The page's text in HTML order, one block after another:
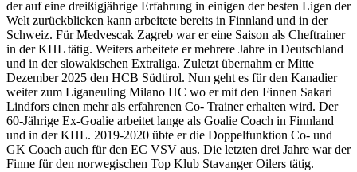
der auf eine dreißigjährige Erfahrung in einigen der besten Ligen der
Welt zurückblicken kann arbeitete bereits in Finnland und in der
Schweiz. Für Medvescak Zagreb war er eine Saison als Cheftrainer
in der KHL tätig. Weiters arbeitete er mehrere Jahre in Deutschland
und in der slowakischen Extraliga. Zuletzt übernahm er Mitte
Dezember 2025 den HCB Südtirol. Nun geht es für den Kanadier
weiter zum Liganeuling Milano HC wo er mit den Finnen Sakari
Lindfors einen mehr als erfahrenen Co- Trainer erhalten wird. Der
60-Jährige Ex-Goalie arbeitet lange als Goalie Coach in Finnland
und in der KHL. 2019-2020 übte er die Doppelfunktion Co- und
GK Coach auch für den EC VSV aus. Die letzten drei Jahre war der
Finne für den norwegischen Top Klub Stavanger Oilers tätig.